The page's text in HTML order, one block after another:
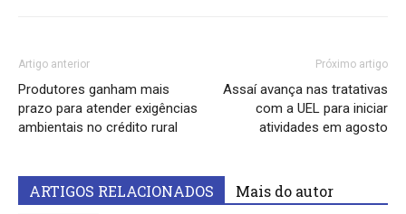
Artigo anterior
Produtores ganham mais
prazo para atender exigências
ambientais no crédito rural
Próximo artigo
Assaí avança nas tratativas
com a UEL para iniciar
atividades em agosto
ARTIGOS RELACIONADOS Mais do autor